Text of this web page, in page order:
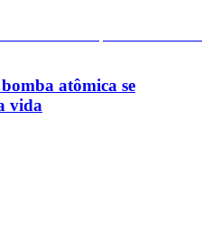
atômica se
vida